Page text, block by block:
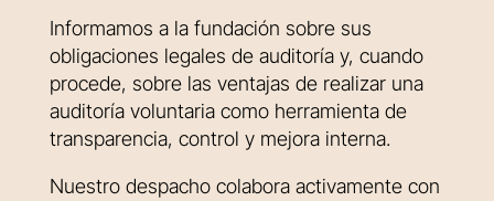
Informamos a la fundación sobre sus
obligaciones legales de auditoría y, cuando
procede, sobre las ventajas de realizar una
auditoría voluntaria como herramienta de
transparencia, control y mejora interna.
Nuestro despacho colabora activamente con